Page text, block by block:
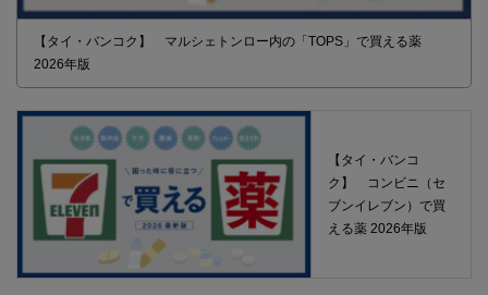
【タイ・バンコク】 マルシェトンロー内の「TOPS」で買える薬
2026年版
【タイ・バンコ
ク】 コンビニ（セ
ブンイレブン）で買
える薬 2026年版